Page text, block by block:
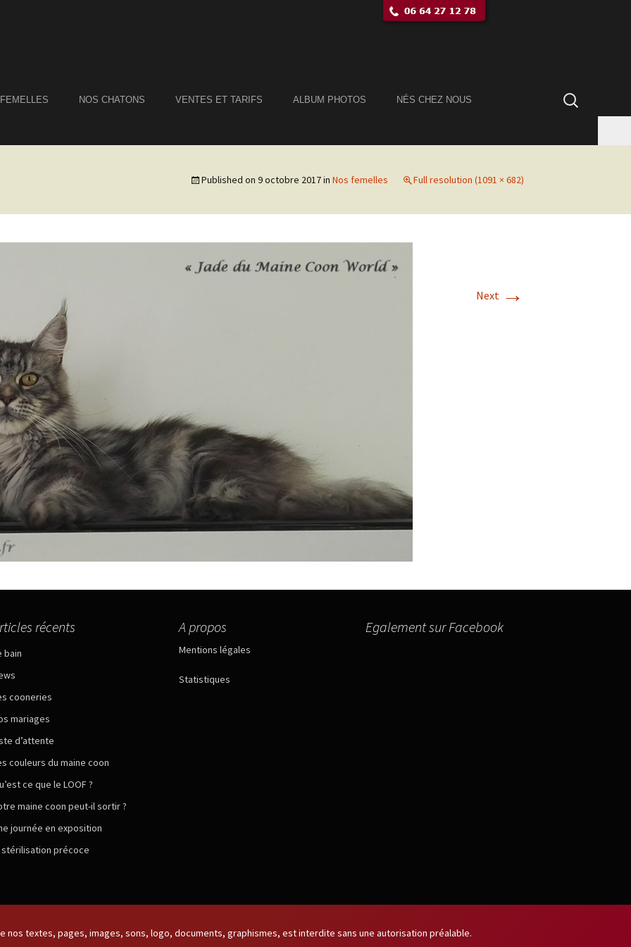
NOS CHATONS VENTES ET TARIFS ALBUM PHOTOS NÉS CHEZ NOUS Rechercher :
Published on 9 octobre 2017in Nos femelles Full resolution (1091 × 682)
Next →
récents
bain
cooneries
mariages
d’attente
couleurs du maine coon
ce que le LOOF ?
maine coon peut-il sortir ?
journée en exposition
stérilisation précoce
A propos
Mentions légales
Statistiques
Egalement sur Facebook
nos textes, pages, images, sons, logo, documents, graphismes, est interdite sans une autorisation préalable.